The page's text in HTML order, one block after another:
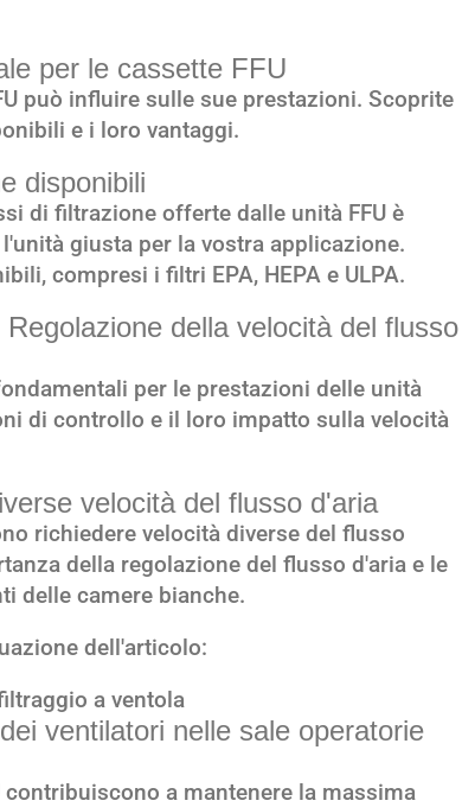
per le cassette FFU
può influire sulle sue prestazioni. Scoprite
e i loro vantaggi.
disponibili
di filtrazione offerte dalle unità FFU è
giusta per la vostra applicazione.
compresi i filtri EPA, HEPA e ULPA.
della velocità del flusso
per le prestazioni delle unità
di controllo e il loro impatto sulla velocità
velocità del flusso d'aria
richiedere velocità diverse del flusso
della regolazione del flusso d'aria e le
delle camere bianche.
dell'articolo:
a ventola
ventilatori nelle sale operatorie
a mantenere la massima